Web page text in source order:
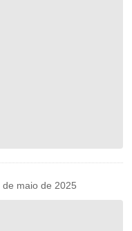
maio de 2025